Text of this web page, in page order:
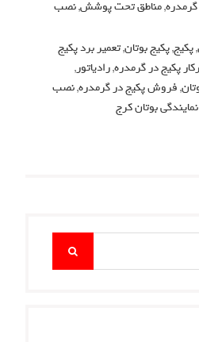
گرمدره,مناطق تحت پوشش,نصب
,پکیج,پکیج بوتان,تعمیر برد پکیج
پکیج در گرمدره,رادیاتور,
,فروش پکیج در گرمدره,نصب
نمایندگی بوتان کرج